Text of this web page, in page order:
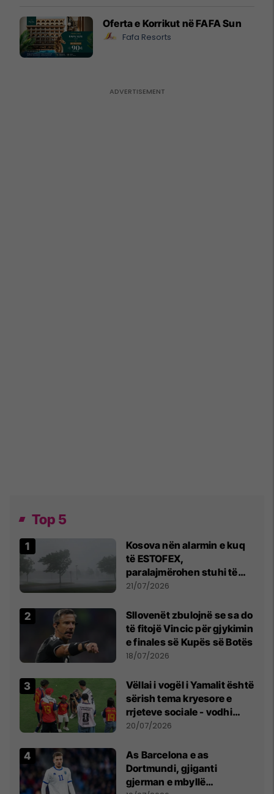
Oferta e Korrikut në FAFA Sun
Fafa Resorts
Top 5
Kosova nën alarmin e kuq
të ESTOFEX,
paralajmërohen stuhi të
fuqishme me breshër dhe
21/07/2026
Sllovenët zbulojnë se sa do
të fitojë Vincic për gjykimin
e finales së Kupës së Botës
18/07/2026
Vëllai i vogël i Yamalit është
sërish tema kryesore e
rrjeteve sociale - vodhi
vëmendjen pas finales së
20/07/2026
As Barcelona e as
Dortmundi, gjiganti
gjerman e mbyllë